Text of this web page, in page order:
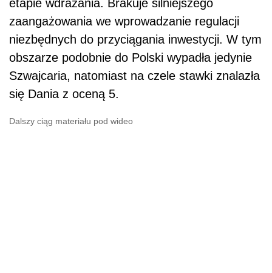
etapie wdrażania. Brakuje silniejszego
zaangażowania we wprowadzanie regulacji
niezbędnych do przyciągania inwestycji. W tym
obszarze podobnie do Polski wypadła jedynie
Szwajcaria, natomiast na czele stawki znalazła
się Dania z oceną 5.
Dalszy ciąg materiału pod wideo